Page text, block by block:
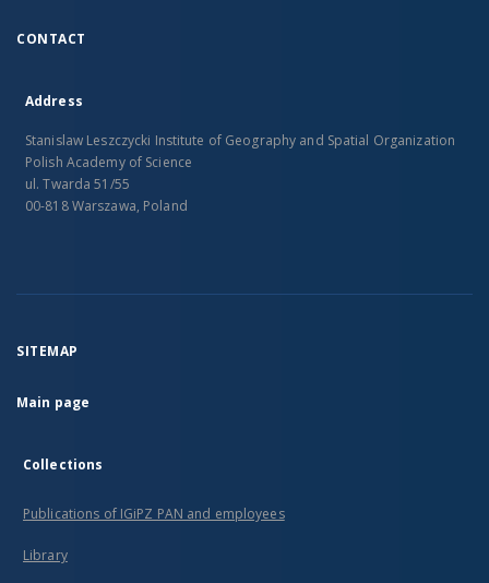
CONTACT
Address
Stanislaw Leszczycki Institute of Geography and Spatial Organization
Polish Academy of Science
ul. Twarda 51/55
00-818 Warszawa, Poland
SITEMAP
Main page
Collections
Publications of IGiPZ PAN and employees
Library